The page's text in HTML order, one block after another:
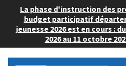
La phase d'instruction des
budget participatif
jeunesse 2026 est en cours :
2026 au 11 octobre